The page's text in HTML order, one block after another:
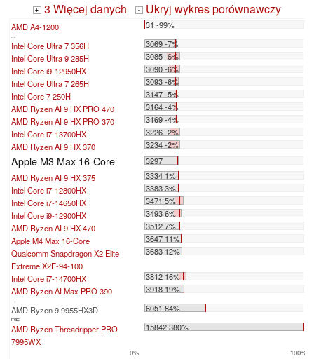
+ 3 Więcej danych - Ukryj wykres porównawczy
AMD A4-1200 31 -99%
...
Intel Core Ultra 7 356H
3069 -7%
Intel Core Ultra 9 285H
3085 -6%
Intel Core i9-12950HX
3090 -6%
Intel Core Ultra 7 265H
3093 -6%
Intel Core 7 250H
3147 -5%
AMD Ryzen AI 9 HX PRO 470
3164 -4%
AMD Ryzen AI 9 HX PRO 370
3169 -4%
Intel Core i7-13700HX
3226 -2%
AMD Ryzen AI 9 HX 370
3234 -2%
Apple M3 Max 16-Core
3297
AMD Ryzen AI 9 HX 375
3334 1%
Intel Core i7-12800HX
3383 3%
Intel Core i7-14650HX
3471 5%
Intel Core i9-12900HX
3493 6%
AMD Ryzen AI 9 HX 470
3512 7%
Apple M4 Max 16-Core
3647 11%
Qualcomm Snapdragon X2 Elite
Extreme X2E-94-100
3683 12%
Intel Core i7-14700HX
3812 16%
AMD Ryzen AI Max PRO 390
3918 19%
...
AMD Ryzen 9 9955HX3D 6051 84%
max:
AMD Ryzen Threadripper PRO
7995WX
15842 380%
0% 100%